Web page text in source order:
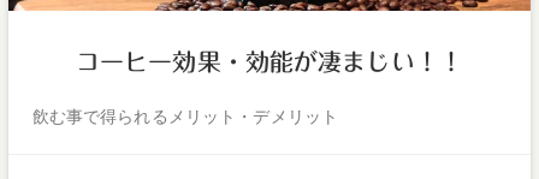
コーヒー効果・効能が凄まじい！！
飲む事で得られるメリット・デメリット